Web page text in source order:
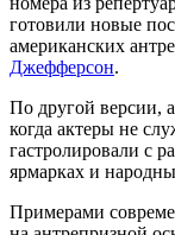
готовили новые
американских
Джефферсон.
По другой версии,
когда актеры не
гастролировали с
ярмарках и
Примерами